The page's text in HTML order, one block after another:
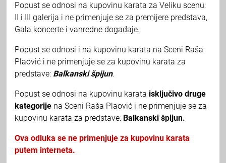
Popust se odnosi na kupovinu karata za Veliku scenu:
II i III galerija i ne primenjuje se za premijere predstava,
Gala koncerte i vanredne događaje.
Popust se odnosi i na kupovinu karata na Sceni Raša
Plaović i ne primenjuje se za kupovinu karata za
predstave: Balkanski špijun.
Popust se odnosi na kupovinu karata isključivo druge
kategorije na Sceni Raša Plaović i ne primenjuje se za
kupovinu karata za predstave: Balkanski špijun.
Ova odluka se ne primenjuje za kupovinu karata
putem interneta.